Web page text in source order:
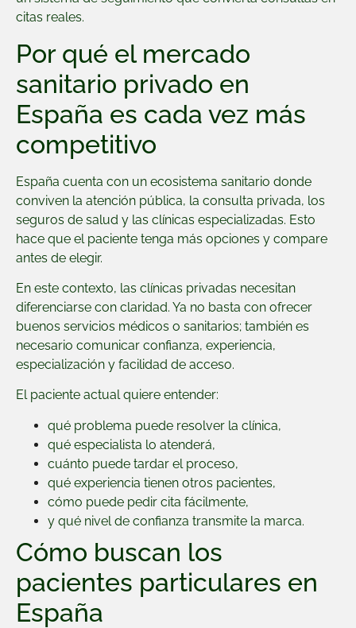
citas reales.
Por qué el mercado
sanitario privado en
España es cada vez más
competitivo
España cuenta con un ecosistema sanitario donde
conviven la atención pública, la consulta privada, los
seguros de salud y las clínicas especializadas. Esto
hace que el paciente tenga más opciones y compare
antes de elegir.
En este contexto, las clínicas privadas necesitan
diferenciarse con claridad. Ya no basta con ofrecer
buenos servicios médicos o sanitarios; también es
necesario comunicar confianza, experiencia,
especialización y facilidad de acceso.
El paciente actual quiere entender:
qué problema puede resolver la clínica,
qué especialista lo atenderá,
cuánto puede tardar el proceso,
qué experiencia tienen otros pacientes,
cómo puede pedir cita fácilmente,
y qué nivel de confianza transmite la marca.
Cómo buscan los
pacientes particulares en
España